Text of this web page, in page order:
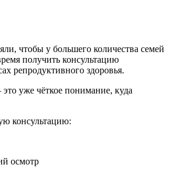
чтобы у большего количества семей
получить консультацию
репродуктивного здоровья.
уже чёткое понимание, куда
консультацию:
осмотр